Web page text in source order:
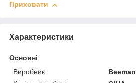
Приховати
Характеристики
Основні
Виробник
Beeman